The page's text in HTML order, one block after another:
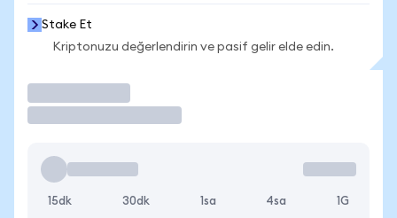
Stake Et
Kriptonuzu değerlendirin ve pasif gelir elde edin.
15dk 30dk 1sa 4sa 1G